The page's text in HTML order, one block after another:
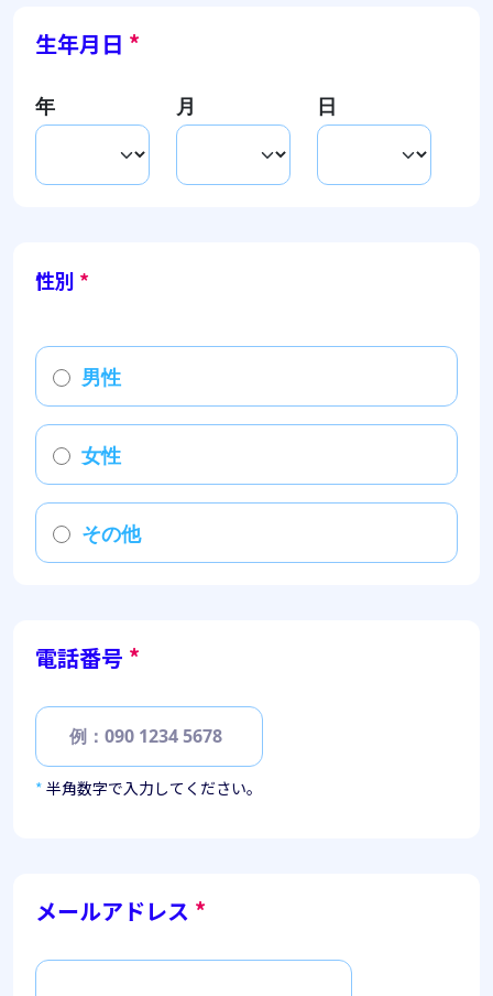
生年月日 *
年 月 日
性別 *
男性
女性
その他
電話番号 *
* 半角数字で入力してください。
メールアドレス *